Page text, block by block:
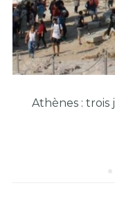
Athènes : trois